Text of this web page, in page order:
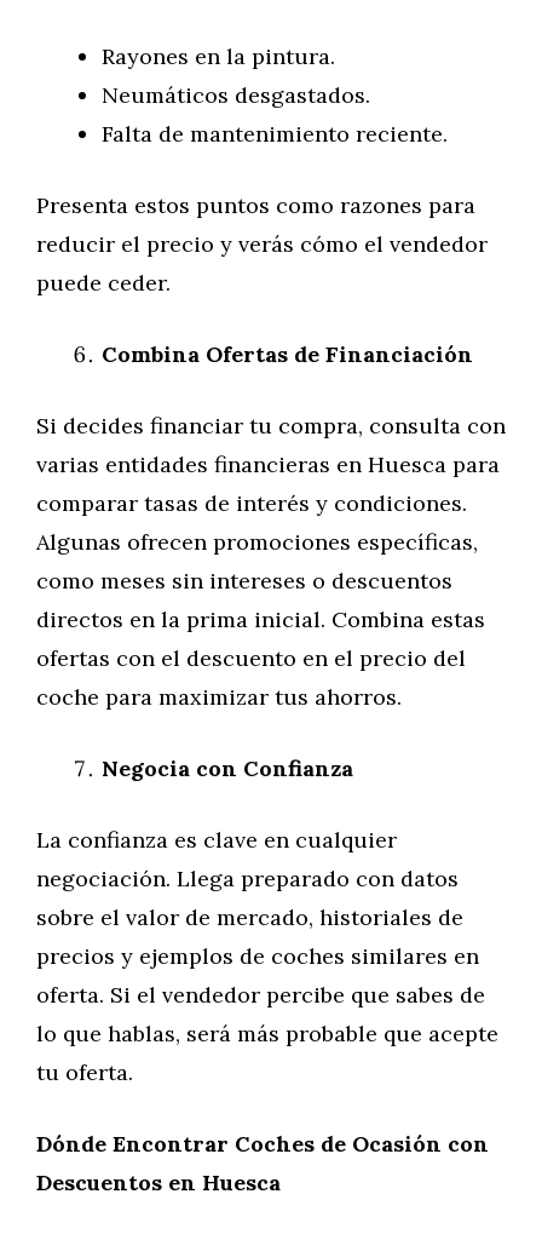
Rayones en la pintura.
Neumáticos desgastados.
Falta de mantenimiento reciente.
Presenta estos puntos como razones para
reducir el precio y verás cómo el vendedor
puede ceder.
Combina Ofertas de Financiación
Si decides financiar tu compra, consulta con
varias entidades financieras en Huesca para
comparar tasas de interés y condiciones.
Algunas ofrecen promociones específicas,
como meses sin intereses o descuentos
directos en la prima inicial. Combina estas
ofertas con el descuento en el precio del
coche para maximizar tus ahorros.
Negocia con Confianza
La confianza es clave en cualquier
negociación. Llega preparado con datos
sobre el valor de mercado, historiales de
precios y ejemplos de coches similares en
oferta. Si el vendedor percibe que sabes de
lo que hablas, será más probable que acepte
tu oferta.
Dónde Encontrar Coches de Ocasión con
Descuentos en Huesca